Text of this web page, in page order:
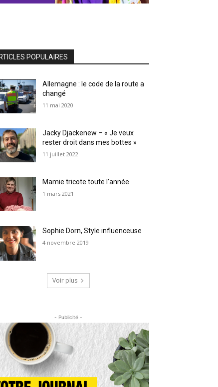
POPULAIRES
Allemagne : le code de la route a
changé
11 mai 2020
Jacky Djackenew – « Je veux
rester droit dans mes bottes »
11 juillet 2022
Mamie tricote toute l’année
1 mars 2021
Sophie Dorn, Style influenceuse
4 novembre 2019
Voir plus
- Publicité -